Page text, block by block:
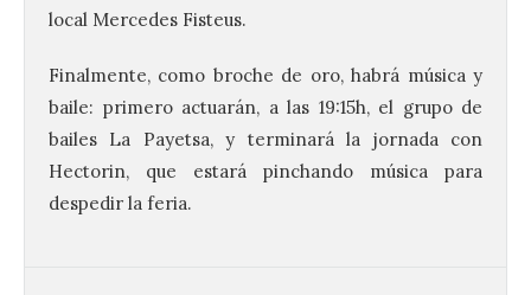
local Mercedes Fisteus.
Finalmente, como broche de oro, habrá música y
baile: primero actuarán, a las 19:15h, el grupo de
bailes La Payetsa, y terminará la jornada con
Hectorin, que estará pinchando música para
despedir la feria.
La UPSA impulsa la
creación musical con el I
Composición Coral Sacra
8 Ago 2026
Este certamen,
promovido por el Instituto